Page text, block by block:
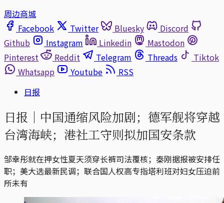
周边商城
Facebook
Twitter Bluesky
Discord
Github
Instagram Linkedin
Mastodon
Pinterest
Reddit Telegram Threads
Tiktok
Whatsapp
Youtube
RSS
日报
日报｜中国通缩风险加剧；德军舰将穿越
台湾海峡；港社工守则拟加国安条款
邹幸彤就在押女性夏天须穿长裤司法覆核；秦刚据报被安排任
职；美大选最新民调；联合国人权高专指塔利班对妇女压迫前
所未有